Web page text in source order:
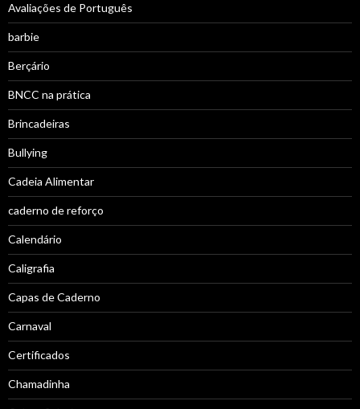
Avaliações de Português
barbie
Berçário
BNCC na prática
Brincadeiras
Bullying
Cadeia Alimentar
caderno de reforço
Calendário
Caligrafia
Capas de Caderno
Carnaval
Certificados
Chamadinha